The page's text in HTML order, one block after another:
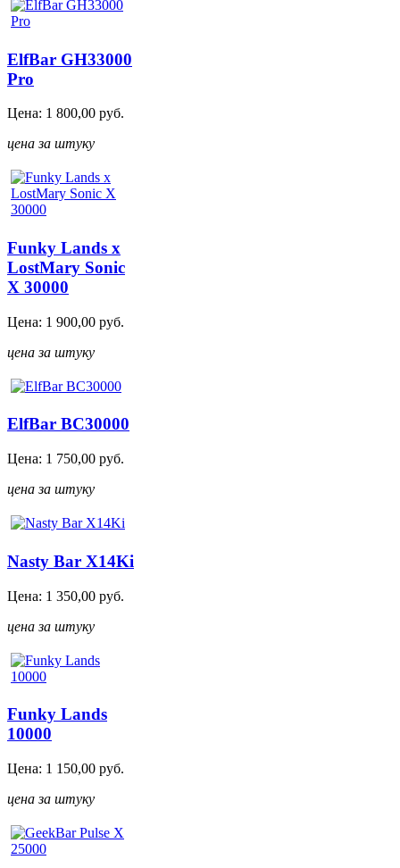
ElfBar GH33000
Pro
Цена: 1 800,00 руб.
цена за штуку
Funky Lands x
LostMary Sonic
X 30000
Цена: 1 900,00 руб.
цена за штуку
ElfBar BC30000
Цена: 1 750,00 руб.
цена за штуку
Nasty Bar X14Ki
Цена: 1 350,00 руб.
цена за штуку
Funky Lands
10000
Цена: 1 150,00 руб.
цена за штуку